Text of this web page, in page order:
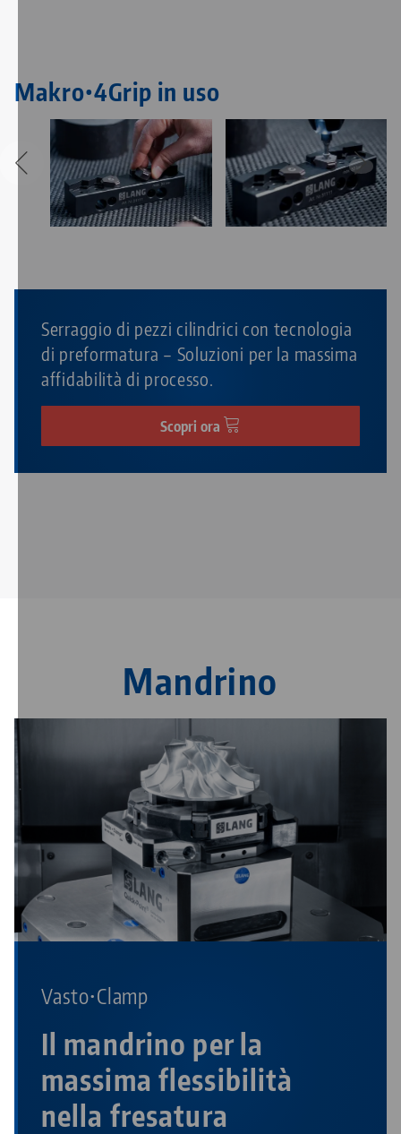
Makro•4Grip in uso
Serraggio di pezzi cilindrici con tecnologia
di preformatura – Soluzioni per la massima
affidabilità di processo.
Scopri ora
Mandrino
Il mandrino per la
massima flessibilità
nella fresatura
Vasto•Clamp